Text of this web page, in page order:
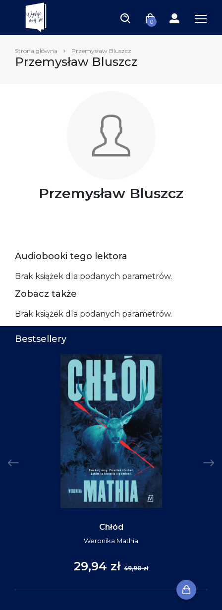
0
Strona główna Przemysław Bluszcz
Przemysław Bluszcz
Przemysław Bluszcz
Audiobooki tego lektora
Brak książek dla podanych parametrów.
Zobacz także
Brak książek dla podanych parametrów.
Bestsellery
Chłód
Weronika Mathia
29,94 zł 49,90 zł